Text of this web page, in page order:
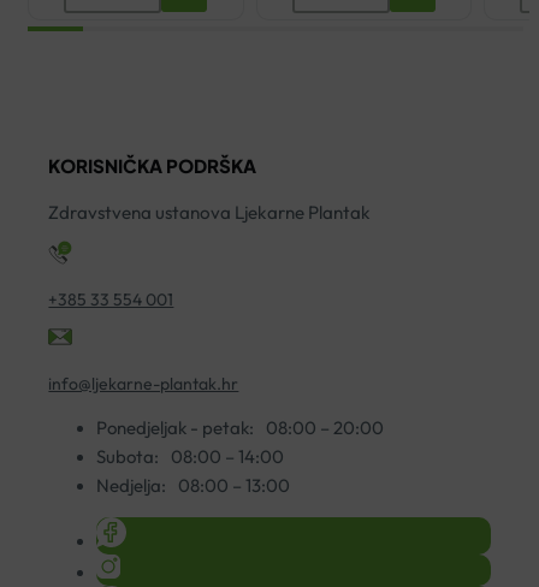
ULTRASENSITIVE
50ML
količina
DERMA
količina
KORISNIČKA PODRŠKA
Zdravstvena ustanova Ljekarne Plantak
+385 33 554 001
info@ljekarne-plantak.hr
Ponedjeljak - petak:
08:00 – 20:00
Subota:
08:00 – 14:00
Nedjelja:
08:00 – 13:00